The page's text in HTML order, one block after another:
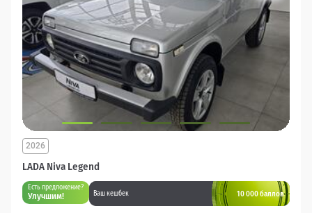
LADA Niva Legend
2026
Есть предложение?
Улучшим! Ваш кешбек 10 000 баллов